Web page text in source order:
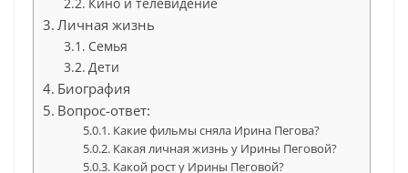
Личная жизнь
Семья
Дети
Биография
Вопрос-ответ:
Какие фильмы сняла Ирина Пегова?
Какая личная жизнь у Ирины Пеговой?
Какой рост у Ирины Пеговой?